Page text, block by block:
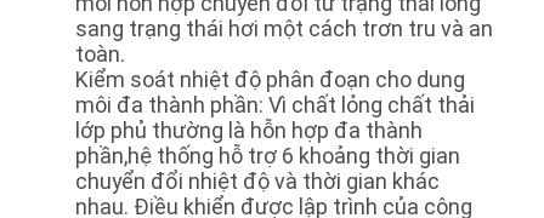
sang trạng thái hơi một cách trơn tru và an
toàn.
Kiểm soát nhiệt độ phân đoạn cho dung
môi đa thành phần: Vì chất lỏng chất thải
lớp phủ thường là hỗn hợp đa thành
phần,hệ thống hỗ trợ 6 khoảng thời gian
chuyển đổi nhiệt độ và thời gian khác
nhau. Điều khiển được lập trình của công